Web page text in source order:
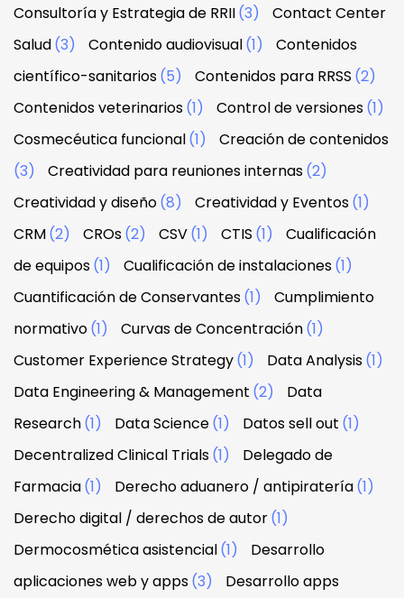
Consultoría y Estrategia de RRII(3)
Contact Center
Salud(3) Contenido audiovisual(1)
Contenidos
científico-sanitarios(5) Contenidos para RRSS (2)
Contenidos veterinarios(1) Control de versiones(1)
Cosmecéutica funcional(1)
Creación de contenidos
(3)
Creatividad para reuniones internas(2)
Creatividad y diseño(8) Creatividad y Eventos(1)
CRM(2) CROs(2) CSV(1) CTIS (1)
Cualificación
de equipos(1) Cualificación de instalaciones(1)
Cuantificación de Conservantes(1)
Cumplimiento
normativo(1) Curvas de Concentración(1)
Customer Experience Strategy(1) Data Analysis(1)
Data Engineering & Management (2)
Data
Research(1) Data Science(1) Datos sell out (1)
Decentralized Clinical Trials(1)
Delegado de
Farmacia(1) Derecho aduanero / antipiratería(1)
Derecho digital / derechos de autor(1)
Dermocosmética asistencial(1)
Desarrollo
aplicaciones web y apps(3)
Desarrollo apps